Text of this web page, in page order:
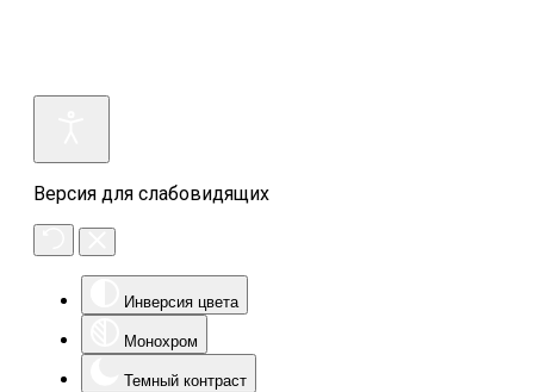
Версия для слабовидящих
Инверсия цвета
Монохром
Темный контраст